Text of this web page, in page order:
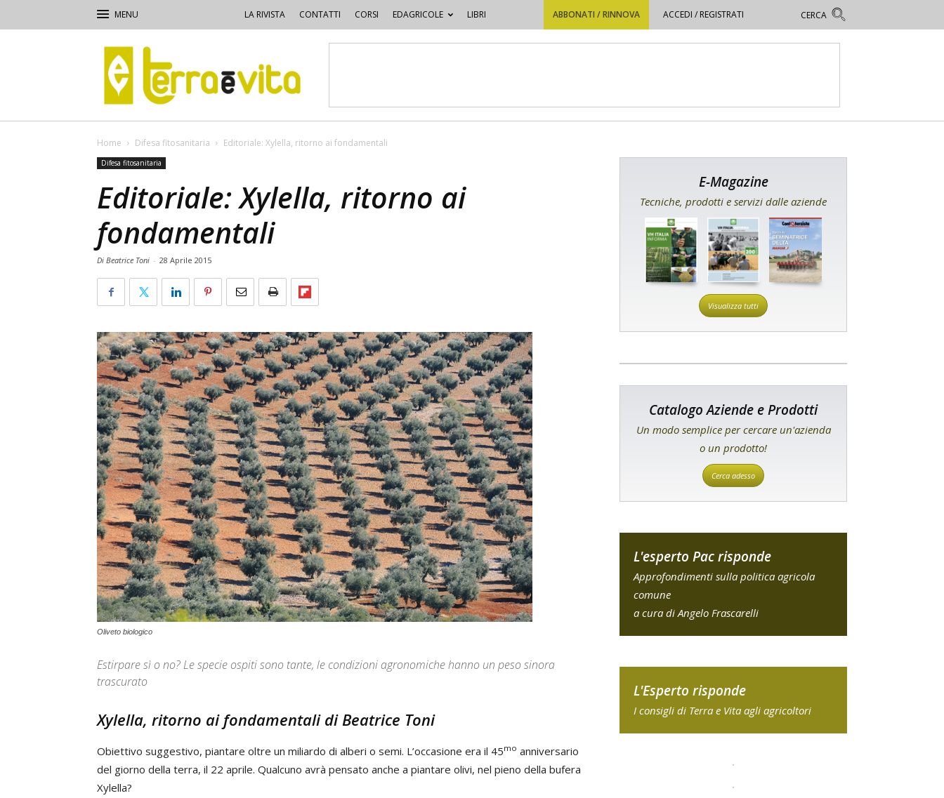
LA RIVISTA CONTATTI CORSI EDAGRICOLE LIBRI ABBONATI / RINNOVA ACCEDI / REGISTRATI
Terra
e
Vita
Home Difesa fitosanitaria Editoriale: Xylella, ritorno ai fondamentali
Difesa fitosanitaria
Editoriale: Xylella, ritorno ai
fondamentali
Di Beatrice Toni - 28 Aprile 2015
Oliveto biologico
Estirpare sì o no? Le specie ospiti sono tante, le condizioni agronomiche hanno un peso sinora
trascurato
Xylella, ritorno ai fondamentali di Beatrice Toni
Obiettivo suggestivo, piantare oltre un miliardo di alberi o semi. L’occasione era il 45mo anniversario
del giorno della terra, il 22 aprile. Qualcuno avrà pensato anche a piantare olivi, nel pieno della bufera
Xylella?
E-Magazine
Tecniche, prodotti e servizi dalle aziende
Visualizza tutti
Catalogo Aziende e Prodotti
Un modo semplice per cercare un'azienda
o un prodotto!
Cerca adesso
L'esperto Pac risponde
Approfondimenti sulla politica agricola
comune
a cura di Angelo Frascarelli
L'Esperto risponde
I consigli di Terra e Vita agli agricoltori